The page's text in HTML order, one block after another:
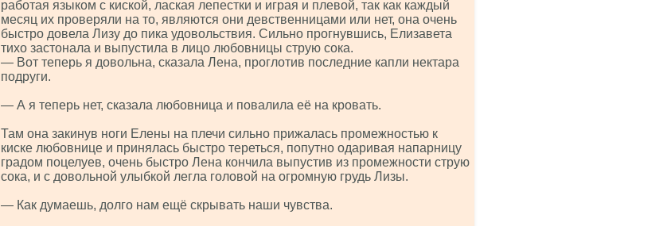
работая языком с киской, лаская лепестки и играя и плевой, так как каждый
месяц их проверяли на то, являются они девственницами или нет, она очень
быстро довела Лизу до пика удовольствия. Сильно прогнувшись, Елизавета
тихо застонала и выпустила в лицо любовницы струю сока.
— Вот теперь я довольна, сказала Лена, проглотив последние капли нектара
подруги.
— А я теперь нет, сказала любовница и повалила её на кровать.
Там она закинув ноги Елены на плечи сильно прижалась промежностью к
киске любовнице и принялась быстро тереться, попутно одаривая напарницу
градом поцелуев, очень быстро Лена кончила выпустив из промежности струю
сока, и с довольной улыбкой легла головой на огромную грудь Лизы.
— Как думаешь, долго нам ещё скрывать наши чувства.